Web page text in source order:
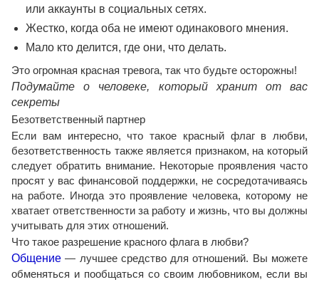
или аккаунты в социальных сетях.
Жестко, когда оба не имеют одинакового мнения.
Мало кто делится, где они, что делать.
Это огромная красная тревога, так что будьте осторожны!
Подумайте о человеке, который хранит от вас
секреты
Безответственный партнер
Если вам интересно, что такое красный флаг в любви,
безответственность также является признаком, на который
следует обратить внимание. Некоторые проявления часто
просят у вас финансовой поддержки, не сосредотачиваясь
на работе. Иногда это проявление человека, которому не
хватает ответственности за работу и жизнь, что вы должны
учитывать для этих отношений.
Что такое разрешение красного флага в любви?
Общение — лучшее средство для отношений. Вы можете
обменяться и пообщаться со своим любовником, если вы